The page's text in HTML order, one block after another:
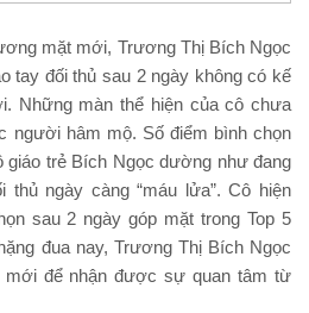
mặt mới, Trương Thị Bích Ngọc
tay đối thủ sau 2 ngày không có kế
Những màn thể hiện của cô chưa
người hâm mộ. Số điểm bình chọn
giáo trẻ Bích Ngọc dường như đang
thủ ngày càng “máu lửa”. Cô hiện
sau 2 ngày góp mặt trong Top 5
đua nay, Trương Thị Bích Ngọc
để nhận được sự quan tâm từ